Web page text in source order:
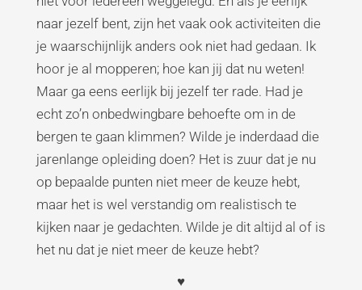
naar jezelf bent, zijn het vaak ook activiteiten die
je waarschijnlijk anders ook niet had gedaan. Ik
hoor je al mopperen; hoe kan jij dat nu weten!
Maar ga eens eerlijk bij jezelf ter rade. Had je
echt zo’n onbedwingbare behoefte om in de
bergen te gaan klimmen? Wilde je inderdaad die
jarenlange opleiding doen? Het is zuur dat je nu
op bepaalde punten niet meer de keuze hebt,
maar het is wel verstandig om realistisch te
kijken naar je gedachten. Wilde je dit altijd al of is
het nu dat je niet meer de keuze hebt?
♥